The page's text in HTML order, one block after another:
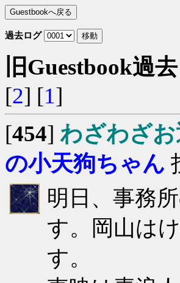
過去ログ
旧Guestbook過
[2] [1]
[454] わざわざ
の小天狗ちゃん
明日、事務
す。岡山は
す。